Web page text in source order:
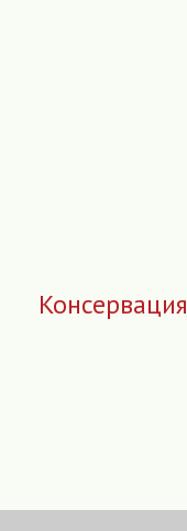
Консервация